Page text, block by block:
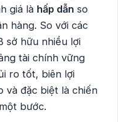
giá là hấp dẫn so
hàng. So với các
sở hữu nhiều lợi
tài chính vững
ro tốt, biên lợi
và đặc biệt là chiến
bước.